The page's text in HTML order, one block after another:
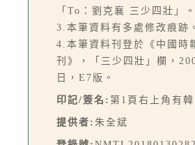
「To：劉克襄 三少四壯」。
3.本筆資料有多處修改痕跡。
4.本筆資料刊登於《中國時
刊》，「三少四壯」欄，
日，E7版。
印記/簽名: 第1頁右上角有韓
提供者: 朱全斌